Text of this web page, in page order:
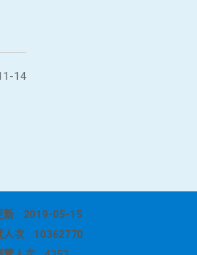
14
新
2019-05-15
人次
10362770